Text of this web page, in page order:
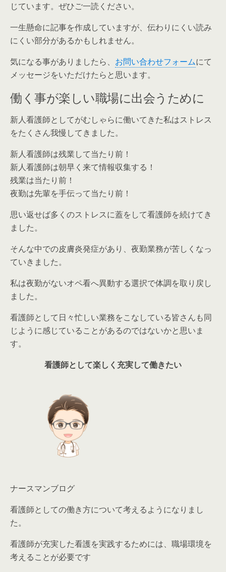
じています。ぜひご一読ください。
一生懸命に記事を作成していますが、伝わりにくい読み
にくい部分があるかもしれません。
気になる事がありましたら、 お問い合わせフォームにて
メッセージをいただけたらと思います。
働く事が楽しい職場に出会うために
新人看護師としてがむしゃらに働いてきた私はストレス
をたくさん我慢してきました。
新人看護師は残業して当たり前！
新人看護師は朝早く来て情報収集する！
残業は当たり前！
夜勤は先輩を手伝って当たり前！
思い返せば多くのストレスに蓋をして看護師を続けてき
ました。
そんな中での皮膚炎発症があり、夜勤業務が苦しくなっ
ていきました。
私は夜勤がないオペ看へ異動する選択で体調を取り戻し
ました。
看護師として日々忙しい業務をこなしている皆さんも同
じように感じていることがあるのではないかと思いま
す。
看護師として楽しく充実して働きたい
ナースマンブログ
看護師としての働き方について考えるようになりまし
た。
看護師が充実した看護を実践するためには、職場環境を
考えることが必要です